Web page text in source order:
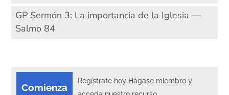
GP Sermón 3: La importancia de la Iglesia —
Salmo 84
Comienza
Regístrate hoy Hágase miembro y